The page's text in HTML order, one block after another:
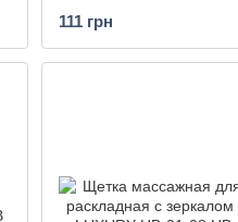
111 грн